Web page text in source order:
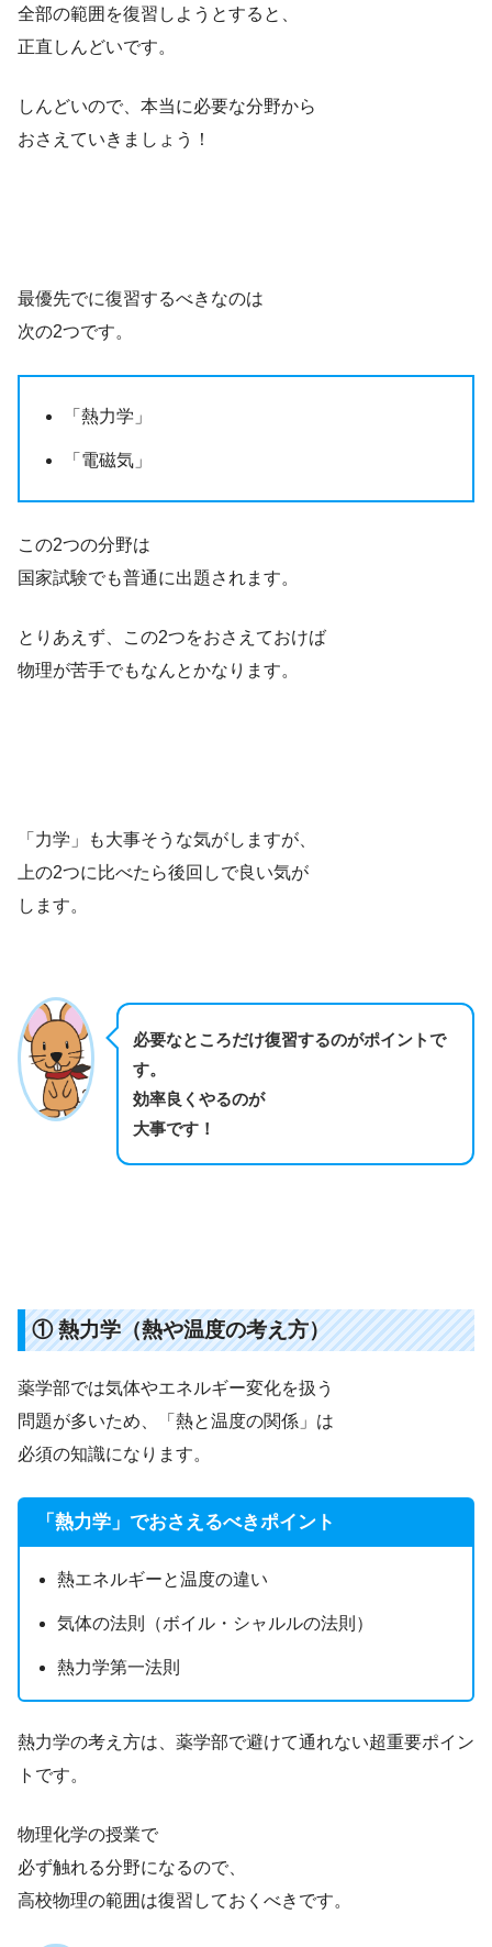
全部の範囲を復習しようとすると、
正直しんどいです。
しんどいので、本当に必要な分野から
おさえていきましょう！
最優先でに復習するべきなのは
次の2つです。
「熱力学」
「電磁気」
この2つの分野は
国家試験でも普通に出題されます。
とりあえず、この2つをおさえておけば
物理が苦手でもなんとかなります。
「力学」も大事そうな気がしますが、
上の2つに比べたら後回しで良い気が
します。
必要なところだけ復習するのがポイントで
す。
効率良くやるのが
大事です！
① 熱力学（熱や温度の考え方）
薬学部では気体やエネルギー変化を扱う
問題が多いため、「熱と温度の関係」は
必須の知識になります。
「熱力学」でおさえるべきポイント
熱エネルギーと温度の違い
気体の法則（ボイル・シャルルの法則）
熱力学第一法則
熱力学の考え方は、薬学部で避けて通れない超重要ポイン
トです。
物理化学の授業で
必ず触れる分野になるので、
高校物理の範囲は復習しておくべきです。